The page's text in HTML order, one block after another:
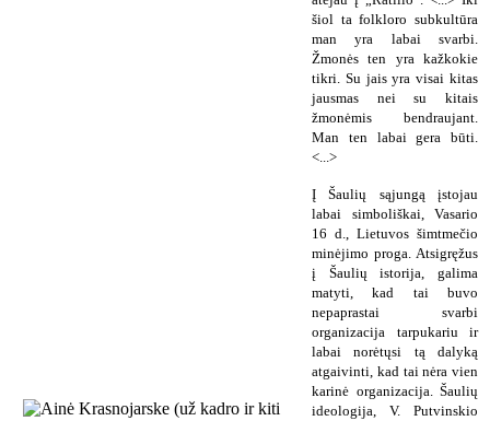
šiol ta folkloro subkultūra
man yra labai svarbi.
Žmonės ten yra kažkokie
tikri. Su jais yra visai kitas
jausmas nei su kitais
žmonėmis bendraujant.
Man ten labai gera būti.
<...>
Į Šaulių sąjungą įstojau
labai simboliškai, Vasario
16 d., Lietuvos šimtmečio
minėjimo proga. Atsigręžus
į Šaulių istorija, galima
matyti, kad tai buvo
nepaprastai svarbi
organizacija tarpukariu ir
labai norėtųsi tą dalyką
atgaivinti, kad tai nėra vien
karinė organizacija. Šaulių
ideologija, V. Putvinskio